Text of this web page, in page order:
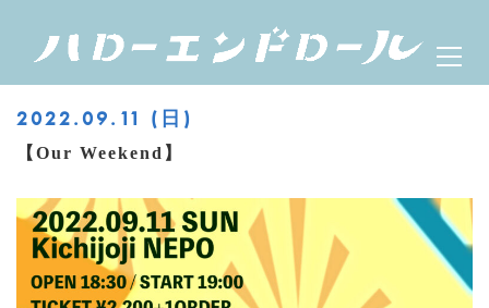
content
ハローエンドロール
OFFICIAL WEBSITEMenu
2022.09.11 (日)
【Our Weekend】